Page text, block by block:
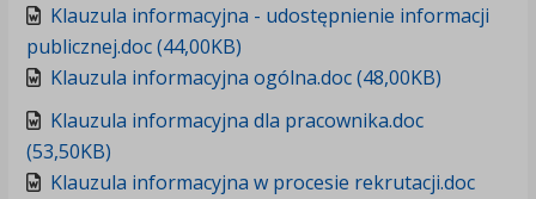
Klauzula informacyjna - udostępnienie informacji
publicznej.doc (44,00KB)
Klauzula informacyjna ogólna.doc (48,00KB)
Klauzula informacyjna dla pracownika.doc
(53,50KB)
Klauzula informacyjna w procesie rekrutacji.doc